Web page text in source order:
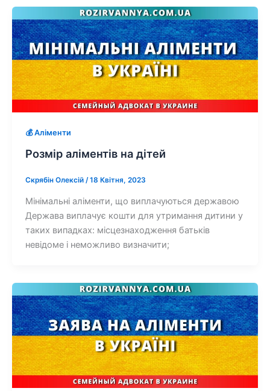
💰 Аліменти
Розмір аліментів на дітей
Скрябін Олексій /18 Квітня, 2023
Мінімальні аліменти, що виплачуються державою
Держава виплачує кошти для утримання дитини у
таких випадках: місцезнаходження батьків
невідоме і неможливо визначити;